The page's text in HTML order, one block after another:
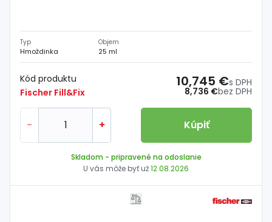
Typ
Hmoždinka
Objem
25 ml
Kód produktu
Fischer Fill&Fix
8,736 €bez DPH
10,745 €s DPH
- + Kúpiť
Skladom - pripravené na odoslanie
U vás môže byť už12.08.2026